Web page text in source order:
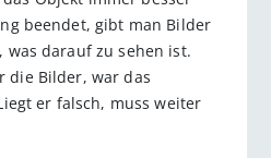
beendet, gibt man Bilder
was darauf zu sehen ist.
die Bilder, war das
er falsch, muss weiter